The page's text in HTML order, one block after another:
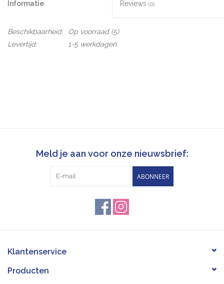
Informatie Reviews (0)
Beschikbaarheid: Op voorraad(5)
Levertijd:
1-5 werkdagen
Meld je aan voor onze nieuwsbrief:
ABONNEER
Klantenservice
Producten